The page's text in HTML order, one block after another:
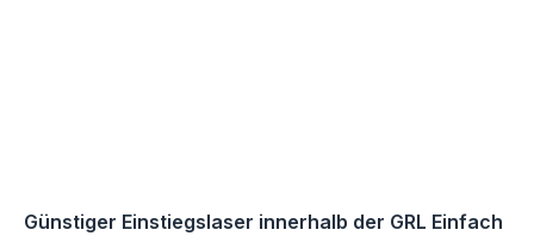
Günstiger Einstiegslaser innerhalb der GRL Einfach